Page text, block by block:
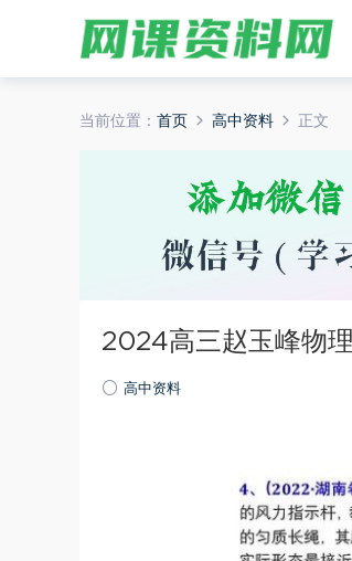
当前位置： 首页 高中资料 正文
2024高三赵玉峰物
高中资料